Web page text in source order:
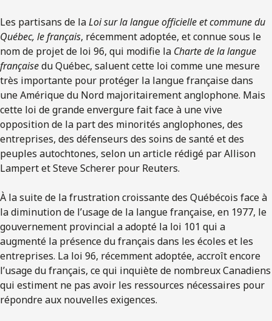
Les partisans de laLoi sur la langue officielle et commune du
Québec, le français, récemment adoptée, et connue sous le
nom de projet de loi 96, qui modifie la Charte de la langue
françaisedu Québec, saluent cette loi comme une mesure
très importante pour protéger la langue française dans
une Amérique du Nord majoritairement anglophone. Mais
cette loi de grande envergure fait face à une vive
opposition de la part des minorités anglophones, des
entreprises, des défenseurs des soins de santé et des
peuples autochtones, selon un article rédigé par Allison
Lampert et Steve Scherer pour Reuters.
À la suite de la frustration croissante des Québécois face à
la diminution de l’usage de la langue française, en 1977, le
gouvernement provincial a adopté la loi 101 qui a
augmenté la présence du français dans les écoles et les
entreprises. La loi 96, récemment adoptée, accroît encore
l’usage du français, ce qui inquiète de nombreux Canadiens
qui estiment ne pas avoir les ressources nécessaires pour
répondre aux nouvelles exigences.